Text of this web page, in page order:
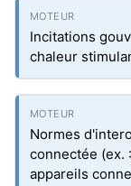
Incitations
chaleur
Normes
connectée (ex.
appareils